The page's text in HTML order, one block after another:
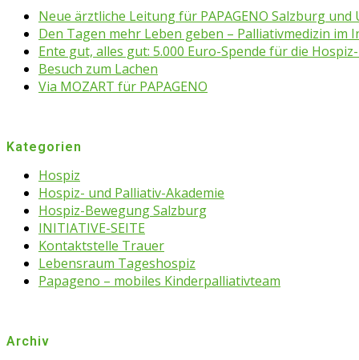
Neue ärztliche Leitung für PAPAGENO Salzburg und
Den Tagen mehr Leben geben – Palliativmedizin im
Ente gut, alles gut: 5.000 Euro-Spende für die
Besuch zum Lachen
Via MOZART für PAPAGENO
Kategorien
Hospiz
Hospiz- und Palliativ-Akademie
Hospiz-Bewegung Salzburg
INITIATIVE-SEITE
Kontaktstelle Trauer
Lebensraum Tageshospiz
Papageno – mobiles Kinderpalliativteam
Archiv